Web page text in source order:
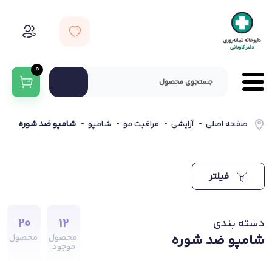
0
صفحه اصلی آرایشی مراقبت مو شامپو شامپو ضد شوره
دسته بندی
شامپو ضد شوره
12
محصول
موجود
20
محصول